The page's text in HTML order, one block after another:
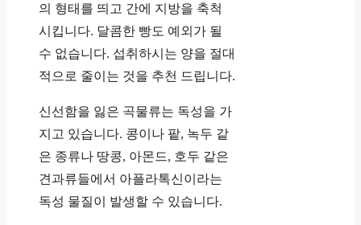
의 형태를 띄고 간에 지방을 축척
시킵니다. 달콤한 빵도 예외가 될
수 없습니다. 섭취하시는 양을 절대
적으로 줄이는 것을 추천 드립니다.
신선함을 잃은 곡물류는 독성을 가
지고 있습니다. 콩이나 팥, 녹두 같
은 종류나 땅콩, 아몬드, 호두 같은
견과류들에서 아플라톡신이라는
독성 물질이 발생할 수 있습니다.